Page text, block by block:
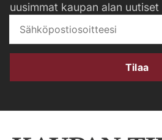
uusimmat kaupan alan
Tilaa